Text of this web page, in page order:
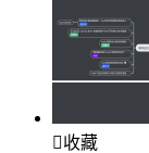
收藏